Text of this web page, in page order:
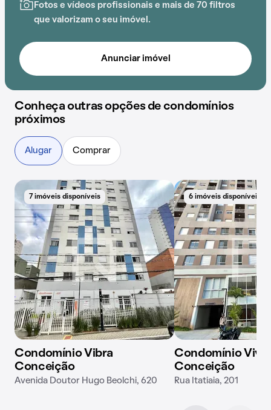
Fotos e vídeos profissionais e mais de 70 filtros
que valorizam o seu imóvel.
Anunciar imóvel
Conheça outras opções de condomínios
próximos
Alugar Comprar
7 imóveis disponíveis
Condomínio Vibra
Conceição
Avenida Doutor Hugo Beolchi, 620
6 imóveis disponíveis
Condomínio Viva
Conceição
Rua Itatiaia, 201